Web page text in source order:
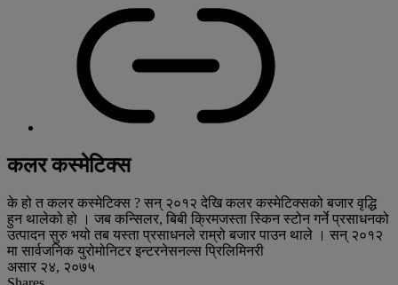
कलर कस्मेटिक्स
के हो त कलर कस्मेटिक्स ? सन् २०१२ देखि कलर कस्मेटिक्सको बजार वृद्धि
हुन थालेको हो । जब कन्सिलर, बिबी क्रिमजस्ता स्किन स्टोन गर्ने प्रसाधनको
उत्पादन सुरु भयो तब यस्ता प्रसाधनले राम्रो बजार पाउन थाले । सन् २०१२
मा सार्वजनिक युरोमोनिटर इन्टरनेसनल्स प्रिलिमिनरी
असार २४, २०७५